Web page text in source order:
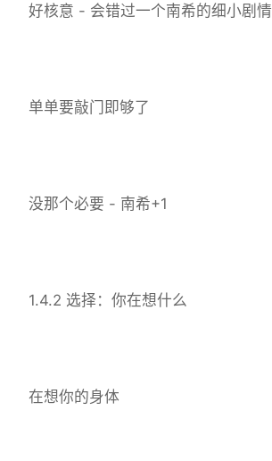
好核意 - 会错过一个南希的细小剧情
单单要敲门即够了
没那个必要 - 南希+1
1.4.2 选择：你在想什么
在想你的身体